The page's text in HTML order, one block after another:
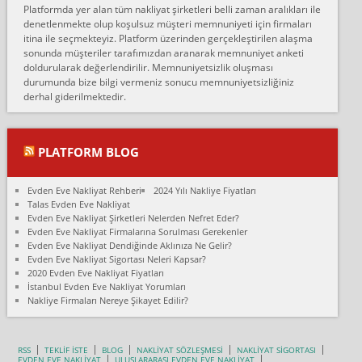
Ankara Alicanlar naklyat tel 5465524025. 2600 TL'ye ankaradan
Konya ya Alicanlar naklyat la anlaştık bu şahıs evin taşınacağı gün
fiyatın mazoto gele...
Fatih kokmese:
Diyarbakır dan eşyamı getirtmek için anlaştım sözleşme yaptım.
Son anda fiyat artırdılar.. mecburiyetten tasittim.. bu kişiler ağrılı
Ali:
olduk. Asansörlü dediler sonra uraya asansör kurulmaz dediler
fark istediler. ortada asa...
Nimet:
Ben 2021 Ağustos ilk haftası Evimi taşıdım yani İstanbul'un bir
Mahallesi'nden bir başka Mahallesi'ne yani Ümraniye bölgesinde
oturuyorum önceleri ara...
Nimet Köse:
Merhaba ben 2021 Ağustos ilk haftası evimi Ümraniye'den Çok
Platformda yer alan tüm nakliyat şirketleri belli zaman aralıkları ile
denetlenmekte olup koşulsuz müşteri memnuniyeti için firmaları
itina ile seçmekteyiz. Platform üzerinden gerçekleştirilen alaşma
sonunda müşteriler tarafımızdan aranarak memnuniyet anketi
doldurularak değerlendirilir. Memnuniyetsizlik oluşması
durumunda bize bilgi vermeniz sonucu memnuniyetsizliğiniz
derhal giderilmektedir.
PLATFORM BLOG
Evden Eve Nakliyat Rehberi
2024 Yılı Nakliye Fiyatları
Talas Evden Eve Nakliyat
Evden Eve Nakliyat Şirketleri Nelerden Nefret Eder?
Evden Eve Nakliyat Firmalarına Sorulması Gerekenler
Evden Eve Nakliyat Dendiğinde Aklınıza Ne Gelir?
Evden Eve Nakliyat Sigortası Neleri Kapsar?
2020 Evden Eve Nakliyat Fiyatları
İstanbul Evden Eve Nakliyat Yorumları
Nakliye Firmaları Nereye Şikayet Edilir?
RSS TEKLİF İSTE BLOG NAKLİYAT SÖZLEŞMESİ
NAKLİYAT SİGORTASI
EVDEN EVE NAKLİYAT
ULUSLARARASI EVDEN EVE NAKLİYAT